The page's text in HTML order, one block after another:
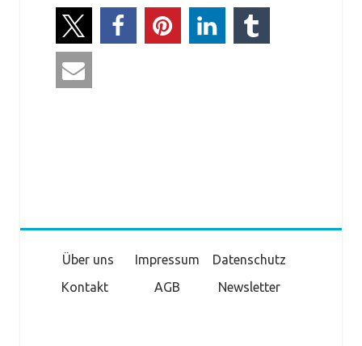
Über uns Impressum
Datenschutz
Kontakt
AGB Newsletter